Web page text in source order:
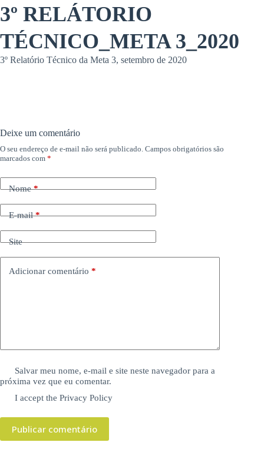
3º RELÁTORIO
TÉCNICO_META 3_2020
3º Relatório Técnico da Meta 3, setembro de 2020
Deixe um comentário
O seu endereço de e-mail não será publicado. Campos obrigatórios são
marcados com *
Nome*
E-mail*
Site
Adicionar comentário *
Salvar meu nome, e-mail e site neste navegador para a
próxima vez que eu comentar.
I accept thePrivacy Policy
Publicar comentário